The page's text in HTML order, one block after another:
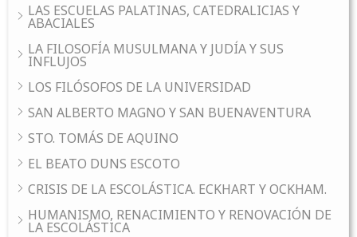
LAS ESCUELAS PALATINAS, CATEDRALICIAS Y
ABACIALES
LA FILOSOFÍA MUSULMANA Y JUDÍA Y SUS
INFLUJOS
LOS FILÓSOFOS DE LA UNIVERSIDAD
SAN ALBERTO MAGNO Y SAN BUENAVENTURA
STO. TOMÁS DE AQUINO
EL BEATO DUNS ESCOTO
CRISIS DE LA ESCOLÁSTICA. ECKHART Y OCKHAM.
HUMANISMO, RENACIMIENTO Y RENOVACIÓN DE
LA ESCOLÁSTICA